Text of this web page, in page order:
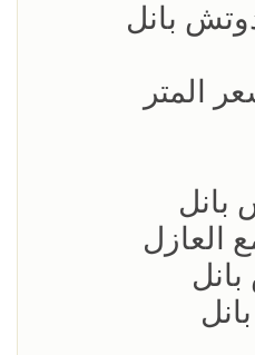
بانل
المتر
بانل
العازل